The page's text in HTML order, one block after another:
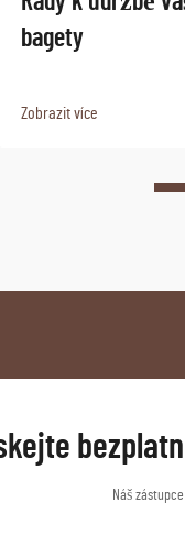
bagety
Zobrazit více
Náš